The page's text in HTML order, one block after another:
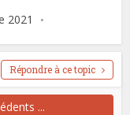
2021
Répondre à ce topic
...